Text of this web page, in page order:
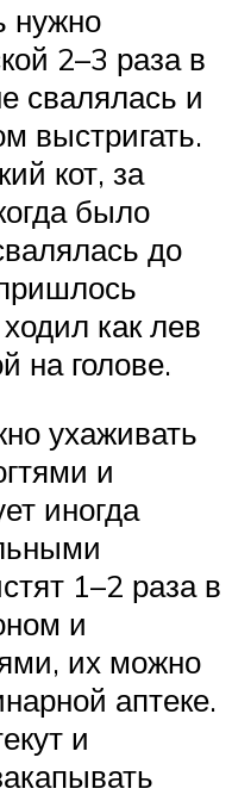
нужно
2–3 раза в
свалялась и
выстригать.
кот, за
было
до
как лев
на голове.
ухаживать
и
иногда
1–2 раза в
и
их можно
аптеке.
и